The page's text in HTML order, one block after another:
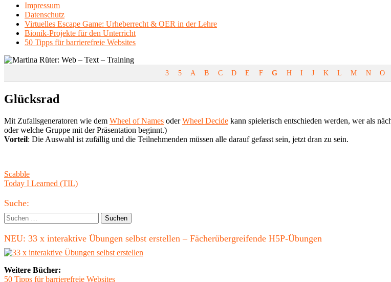
Impressum
Datenschutz
Virtuelles Escape Game: Urheberrecht & OER in der Lehre
Bionik-Projekte für den Unterricht
50 Tipps für barrierefreie Websites
3 5 A B C D E F G H I J K L M N O
Glücksrad
Mit Zufallsgeneratoren wie dem Wheel of Names oderWheel Decide kann spielerisch entschieden werden, wer als
oder welche Gruppe mit der Präsentation beginnt.)
Vorteil: Die Auswahl ist zufällig und die Teilnehmenden müssen alle darauf gefasst sein, jetzt dran zu sein.
Beitragsnavigation
Vorheriger
Beitrag:
Scabble
Nächster
Today I Learned (TIL)
Haupt-
Seitenleiste
Suche:
Suchen
nach:
NEU: 33 x interaktive Übungen selbst erstellen – Fächerübergreifende H5P-Übungen
Weitere Bücher:
50 Tipps für barrierefreie Websites